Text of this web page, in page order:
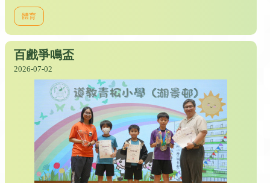
體育
百戲爭鳴盃
2026-07-02